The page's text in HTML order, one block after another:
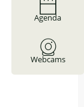
Agenda
Webcams